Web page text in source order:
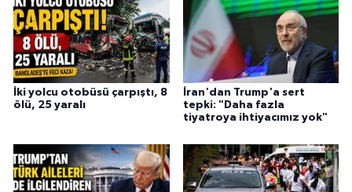
İki yolcu otobüsü çarpıştı, 8
ölü, 25 yaralı
İran'dan Trump'a sert
tepki: "Daha fazla
tiyatroya ihtiyacımız yok"